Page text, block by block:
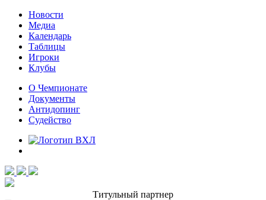
Новости
Медиа
Календарь
Таблицы
Игроки
Клубы
О Чемпионате
Документы
Антидопинг
Судейство
Титульный партнер